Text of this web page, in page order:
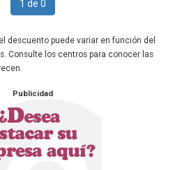
1 de 0
descuento puede variar en función del
Consulte los centros para conocer las
Publicidad